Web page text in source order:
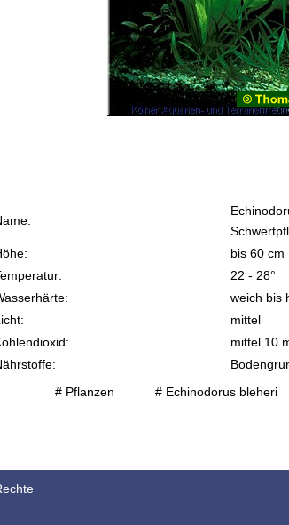
bis 60 cm
22 - 28°
weich bis
mittel
mittel 10
# Pflanzen
# Echinodorus bleheri
amazonicus / Amazonasschwertpflanze